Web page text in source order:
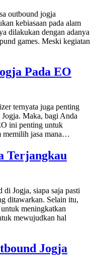
outbound jogja
kebiasaan pada alam
dilakukan dengan adanya
games. Meski kegiatan
Pada EO
ternyata juga penting
Maka, bagi Anda
ini penting untuk
memilih jasa mana…
Terjangkau
Jogja, siapa saja pasti
ditawarkan. Selain itu,
meningkatkan
mewujudkan hal
Jogja